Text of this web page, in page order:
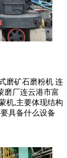
磨矿石磨粉机 连
磨厂连云港市富
机,主要体现结构
具备什么设备